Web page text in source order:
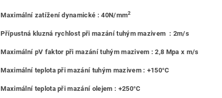
Maximální zatížení dynamické : 40N/mm2
Přípustná kluzná rychlost při mazání tuhým mazivem : 2m/s
Maximální pV faktor při mazání tuhým mazivem : 2,8 Mpa x m/s
Maximální teplota při mazání tuhým mazivem : +150°C
Maximální teplota při mazání olejem : +250°C